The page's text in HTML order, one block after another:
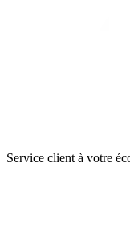
Service client à votre